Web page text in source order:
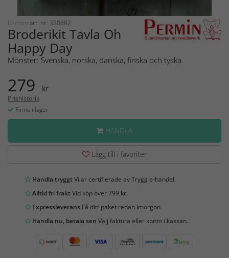
Permin art. nr: 330882
Broderikit Tavla Oh
Happy Day
Mönster: Svenska, norska, danska, finska och tyska.
279 kr
Prishistorik
Finns i lager
HANDLA
Lägg till i favoriter
Handla tryggtVi är certifierade av Trygg e-handel.
Alltid fri fraktVid köp över 799 kr.
Expressleverans Få ditt paket redan imorgon.
Handla nu, betala sen Välj faktura eller konto i kassan.